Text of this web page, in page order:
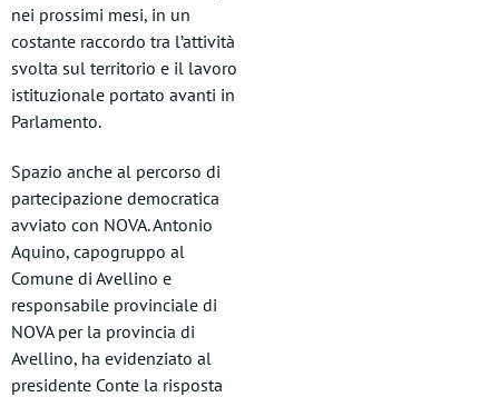
nei prossimi mesi, in un
costante raccordo tra l’attività
svolta sul territorio e il lavoro
istituzionale portato avanti in
Parlamento.
Spazio anche al percorso di
partecipazione democratica
avviato con NOVA. Antonio
Aquino, capogruppo al
Comune di Avellino e
responsabile provinciale di
NOVA per la provincia di
Avellino, ha evidenziato al
presidente Conte la risposta